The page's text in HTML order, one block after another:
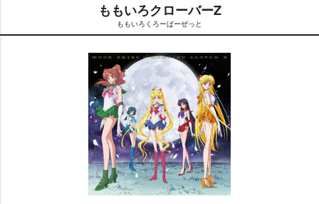
ももいろクローバーZ
ももいろくろーばーぜっと